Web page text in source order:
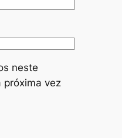
neste
próxima vez